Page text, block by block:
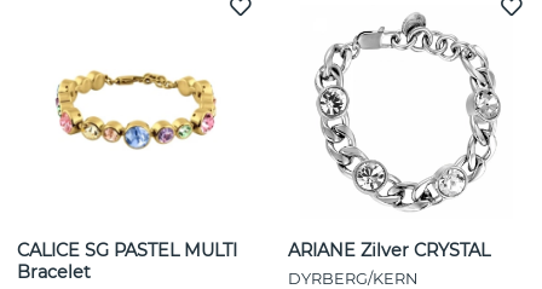
CALICE SG PASTEL MULTI
Bracelet
ARIANE Zilver CRYSTAL
DYRBERG/KERN